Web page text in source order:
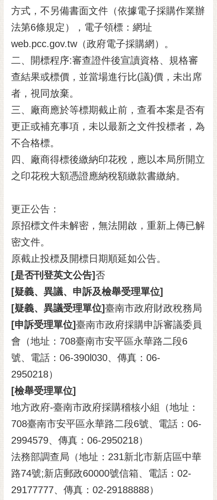
方式，不另備書面文件（依據電子採購作業辦
法第6條規定），電子領標：網址
web.pcc.gov.tw（政府電子採購網）。
二、開標程序:審查證件後宣讀資格、規格審
查結果或標價，並當場進行比(議)價，未出席
者，視同放棄。
三、廠商應於等標期截止前，查看本案是否有
更正或補充事項，未以最新之文件投標者，為
不合格標。
四、廠商得標後繳納印花稅，應以本局所開立
之印花稅大額憑證應納稅額繳款書繳納。
更正公告：
原招標文件未解密，無法開啟，重新上傳已解
密文件。
原截止投標及開標日期順延如公告。
[是否刊登英文公告]否
[疑義、異議、申訴及檢舉受理單位]
[疑義、異議受理單位]臺南市政府財政稅務局
[申訴受理單位]臺南市政府採購申訴審議委員
會（地址：708臺南市安平區永華路二段6
號、電話：06-390l030、傳真：06-
2950218）
[檢舉受理單位]
地方政府-臺南市政府採購稽核小組（地址：
708臺南市安平區永華路二段6號、電話：06-
2994579、傳真：06-2950218）
法務部調查局（地址：231新北市新店區中華
路74號;新店郵政60000號信箱、電話：02-
29177777、傳真：02-29188888）